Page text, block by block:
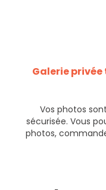
Galerie
Vos photos
sécurisée. Vous
photos,